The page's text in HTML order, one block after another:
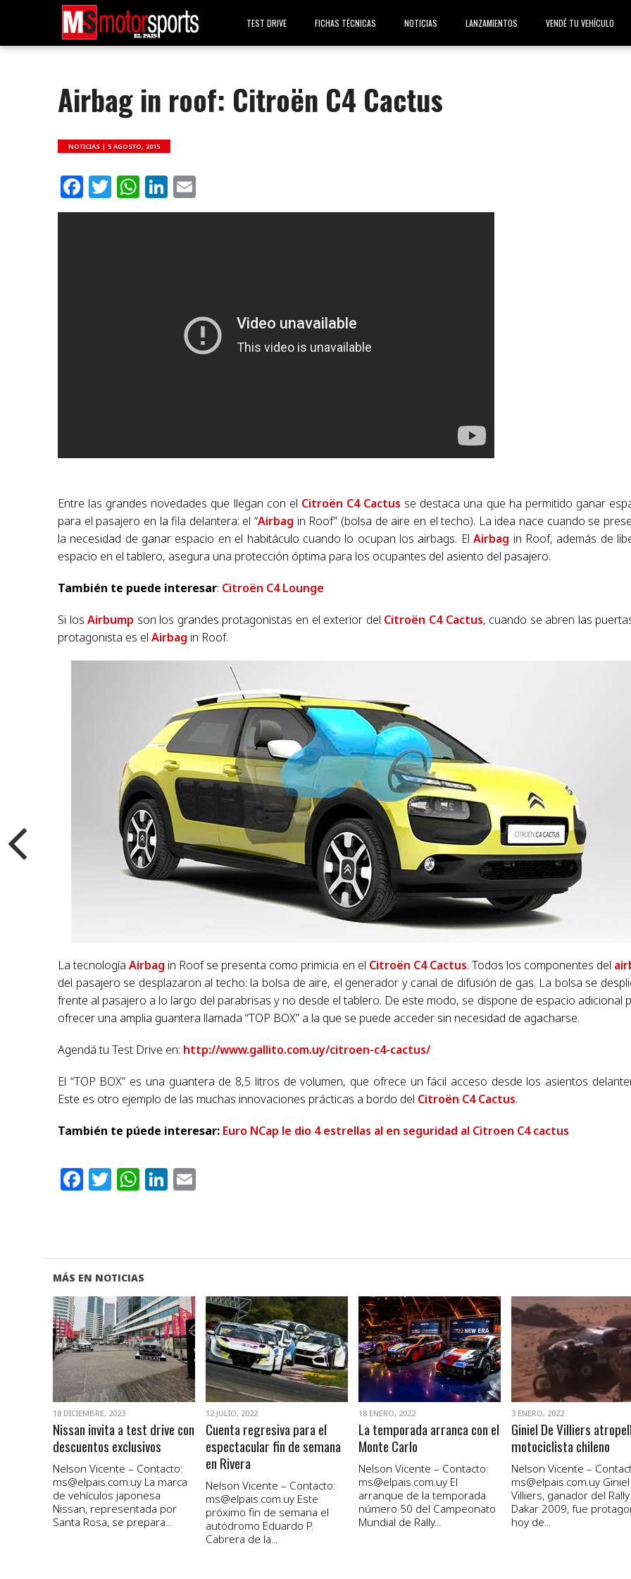
TEST DRIVE FICHAS TÉCNICAS NOTICIAS LANZAMIENTOS VENDÉ TU VEHÍCULO
Airbag in roof: Citroën C4 Cactus
NOTICIAS |5 AGOSTO, 2015
Facebook
Twitter
WhatsApp
LinkedIn
Entre las grandes novedades que llegan con el Citroën C4 Cactus se destaca una que ha permitido ganar
para el pasajero en la fila delantera: el “Airbag in Roof” (bolsa de aire en el techo). La idea nace cuando se
la necesidad de ganar espacio en el habitáculo cuando lo ocupan los airbags. ElAirbag in Roof, además de
espacio en el tablero, asegura una protección óptima para los ocupantes del asiento del pasajero.
También te puede interesar: Citroën C4 Lounge
Si losAirbump son los grandes protagonistas en el exterior del Citroën C4 Cactus, cuando se abren las
protagonista es elAirbag in Roof.
La tecnologíaAirbag in Roof se presenta como primicia en el Citroën C4 Cactus. Todos los componentes del
del pasajero se desplazaron al techo: la bolsa de aire, el generador y canal de difusión de gas. La bolsa se
frente al pasajero a lo largo del parabrisas y no desde el tablero. De este modo, se dispone de espacio adicional
ofrecer una amplia guantera llamada “TOP BOX” a la que se puede acceder sin necesidad de agacharse.
Agendá tu Test Drive en: http://www.gallito.com.uy/citroen-c4-cactus/
El “TOP BOX” es una guantera de 8,5 litros de volumen, que ofrece un fácil acceso desde los asientos
Este es otro ejemplo de las muchas innovaciones prácticas a bordo del Citroën C4 Cactus.
También te púede interesar: Euro NCap le dio 4 estrellas al en seguridad al Citroen C4 cactus
Facebook
Twitter
WhatsApp
LinkedIn
MÁS EN NOTICIAS
VER NOTA
18 DICIEMBRE, 2023
Nissan invita a test drive con
descuentos exclusivos
Nelson Vicente – Contacto:
ms@elpais.com.uyLa marca
de vehículos japonesa
Nissan, representada por
Santa Rosa, se prepara...
VER NOTA
12 JULIO, 2022
Cuenta regresiva para el
espectacular fin de semana
en Rivera
Nelson Vicente – Contacto:
ms@elpais.com.uyEste
próximo fin de semana el
autódromo Eduardo P.
Cabrera de la...
VER NOTA
18 ENERO, 2022
La temporada arranca con el
Monte Carlo
Nelson Vicente – Contacto:
ms@elpais.com.uyEl
arranque de la temporada
número 50 del Campeonato
Mundial de Rally...
VER NOTA
3 ENERO, 2022
Giniel De Villiers
motociclista chileno
Nelson Vicente –
ms@elpais.com.uy
Villiers, ganador del Rally
Dakar 2009, fue
hoy de...